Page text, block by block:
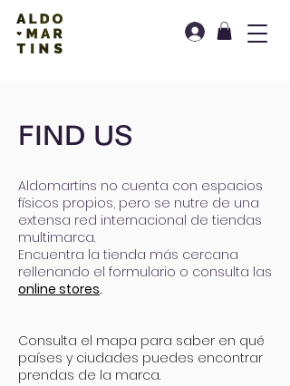
FIND US
Aldomartins no cuenta con espacios
físicos propios, pero se nutre de una
extensa red internacional de tiendas
multimarca.
Encuentra la tienda más cercana
rellenando el formulario o consulta las
online stores.
Consulta el mapa para saber en qué
países y ciudades puedes encontrar
prendas de la marca.